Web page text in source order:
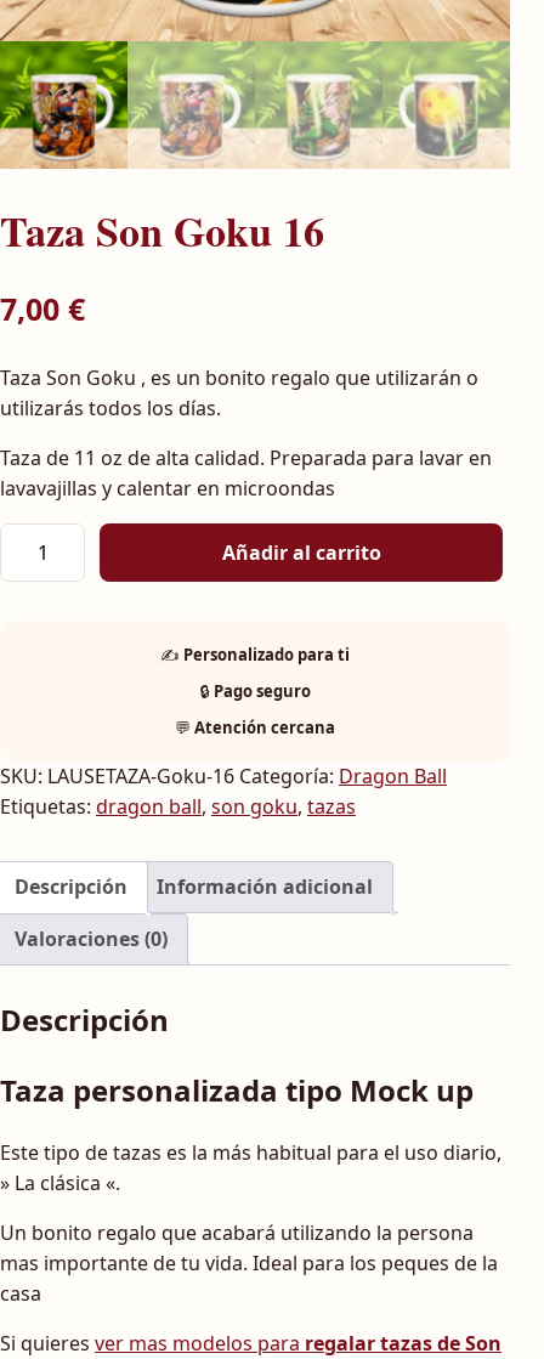
Taza Son Goku 16
7,00 €
Taza Son Goku , es un bonito regalo que utilizarán o
utilizarás todos los días.
Taza de 11 oz de alta calidad. Preparada para lavar en
lavavajillas y calentar en microondas
Taza Son Goku 16 cantidad
Añadir al carrito
✍️ Personalizado para ti
🔒 Pago seguro
💬 Atención cercana
SKU: LAUSETAZA-Goku-16 Categoría: Dragon Ball
Etiquetas: dragon ball, son goku, tazas
Descripción
Información adicional
Valoraciones (0)
Descripción
Taza personalizada tipo Mock up
Este tipo de tazas es la más habitual para el uso diario,
» La clásica «.
Un bonito regalo que acabará utilizando la persona
mas importante de tu vida. Ideal para los peques de la
casa
Si quieres ver mas modelos para regalar tazas de Son